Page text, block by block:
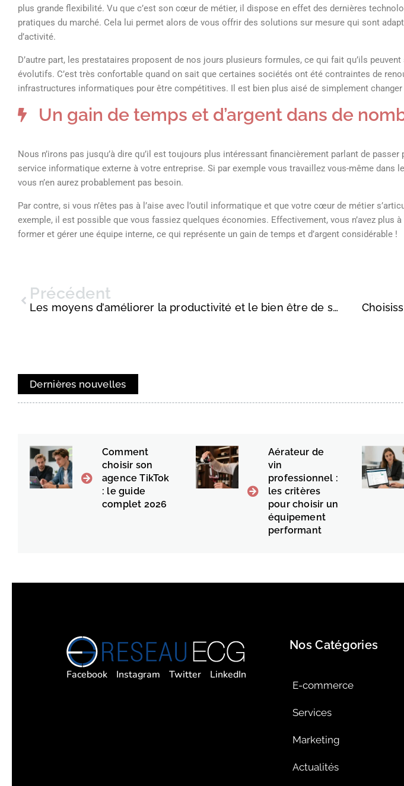
plus grande flexibilité. Vu que c’est son cœur de métier, il dispose en effet des dernières
pratiques du marché. Cela lui permet alors de vous offrir des solutions sur mesure qui sont
d’activité.
D’autre part, les prestataires proposent de nos jours plusieurs formules, ce qui fait qu’ils peuvent
évolutifs. C’est très confortable quand on sait que certaines sociétés ont été contraintes de
infrastructures informatiques pour être compétitives. Il est bien plus aisé de simplement
Un gain de temps et d’argent dans de
Nous n’irons pas jusqu’à dire qu’il est toujours plus intéressant financièrement parlant de passer
service informatique externe à votre entreprise. Si par exemple vous travaillez vous-même dans
vous n’en aurez probablement pas besoin.
Par contre, si vous n’êtes pas à l’aise avec l’outil informatique et que votre cœur de métier
exemple, il est possible que vous fassiez quelques économies. Effectivement, vous n’avez plus
former et gérer une équipe interne, ce qui représente un gain de temps et d’argent considérable !
Précédent
Les moyens d’améliorer la productivité et le bien être de ses collaborateurs
Dernières nouvelles
Comment
choisir son
agence TikTok
: le guide
complet 2026
Aérateur de
vin
professionnel :
les critères
pour choisir un
équipement
performant
Facebook Instagram Twitter LinkedIn
Nos Catégories
E-commerce
Services
Marketing
Actualités